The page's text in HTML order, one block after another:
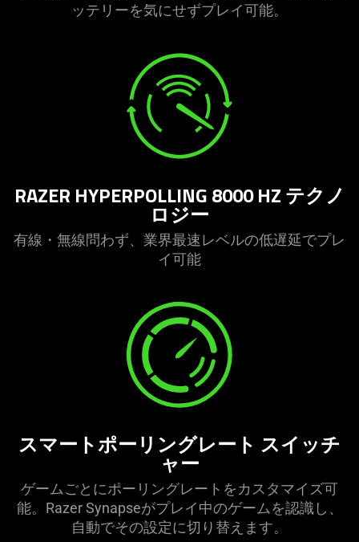
ッテリーを気にせずプレイ可能。
RAZER HYPERPOLLING 8000 HZ テクノ
ロジー
有線・無線問わず、業界最速レベルの低遅延でプレ
イ可能
スマートポーリングレート スイッチ
ャー
ゲームごとにポーリングレートをカスタマイズ可
能。Razer Synapseがプレイ中のゲームを認識し、
自動でその設定に切り替え ます。